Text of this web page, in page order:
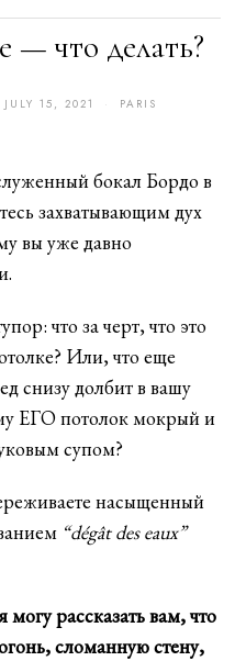
— что делать?
JULY 15, 2021
5
2
2
PARIS
бокал Бордо в
захватывающим дух
вы уже давно
что за черт, что это
Или, что еще
снизу долбит в вашу
ЕГО потолок мокрый и
супом?
насыщенный
“dégât des eaux”
рассказать вам, что
сломанную стену,